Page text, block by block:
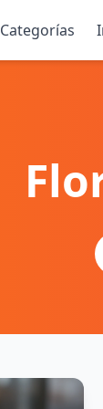
Categorías